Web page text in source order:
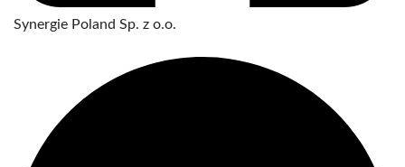
Synergie Poland Sp. z o.o.